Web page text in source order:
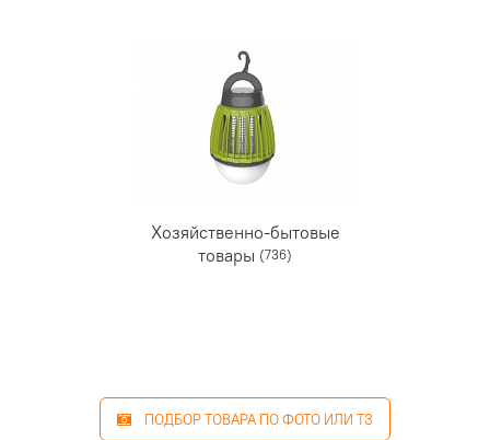
Хозяйственно-бытовые
товары (736)
ПОДБОР ТОВАРА ПО ФОТО ИЛИ ТЗ